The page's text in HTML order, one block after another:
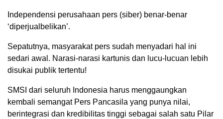
Independensi perusahaan pers (siber) benar-benar
‘diperjualbelikan’.
Sepatutnya, masyarakat pers sudah menyadari hal ini
sedari awal. Narasi-narasi kartunis dan lucu-lucuan lebih
disukai publik tertentu!
SMSI dari seluruh Indonesia harus menggaungkan
kembali semangat Pers Pancasila yang punya nilai,
berintegrasi dan kredibilitas tinggi sebagai salah satu Pilar